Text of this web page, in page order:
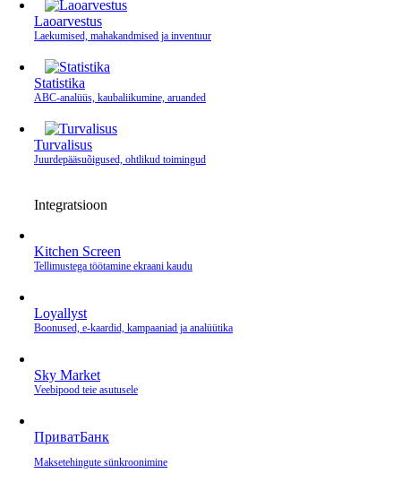
Laoarvestus
Laekumised, mahakandmised ja inventuur
Statistika
ABC-analüüs, kaubaliikumine, aruanded
Turvalisus
Juurdepääsuõigused, ohtlikud toimingud
Integratsioon
Kitchen Screen
Tellimustega töötamine ekraani kaudu
Loyallyst
Boonused, e‑kaardid, kampaaniad ja analüütika
Sky Market
Veebipood teie asutusele
ПриватБанк
Makse­tehingute sünkroonimine